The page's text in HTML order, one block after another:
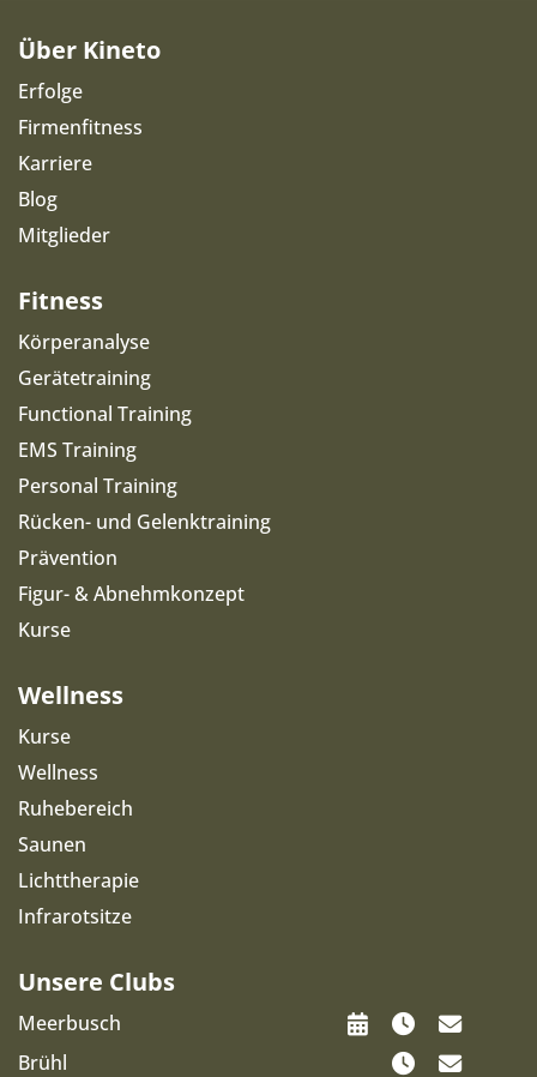
Über Kineto
Erfolge
Firmenfitness
Karriere
Blog
Mitglieder
Fitness
Körperanalyse
Gerätetraining
Functional Training
EMS Training
Personal Training
Rücken- und Gelenktraining
Prävention
Figur- & Abnehmkonzept
Kurse
Wellness
Kurse
Wellness
Ruhebereich
Saunen
Lichttherapie
Infrarotsitze
Unsere Clubs
Meerbusch
Brühl